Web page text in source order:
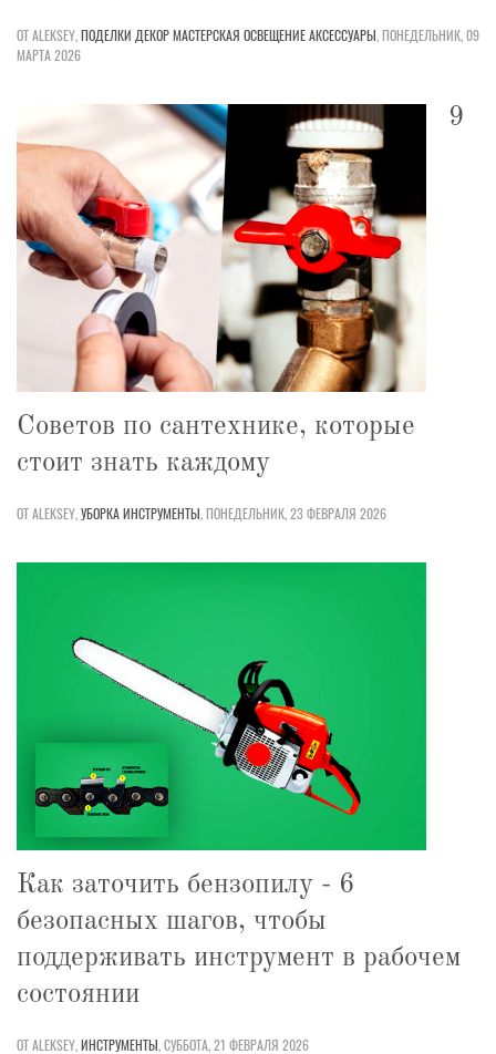
ОТ ALEKSEY,ПОДЕЛКИ ДЕКОРМАСТЕРСКАЯ ОСВЕЩЕНИЕАКСЕССУАРЫ,ПОНЕДЕЛЬНИК, 09
МАРТА 2026
9
Советов по сантехнике, которые
стоит знать каждому
ОТ ALEKSEY,УБОРКАИНСТРУМЕНТЫ,ПОНЕДЕЛЬНИК, 23 ФЕВРАЛЯ 2026
Как заточить бензопилу - 6
безопасных шагов, чтобы
поддерживать инструмент в рабочем
состоянии
ОТ ALEKSEY,ИНСТРУМЕНТЫ,СУББОТА, 21 ФЕВРАЛЯ 2026